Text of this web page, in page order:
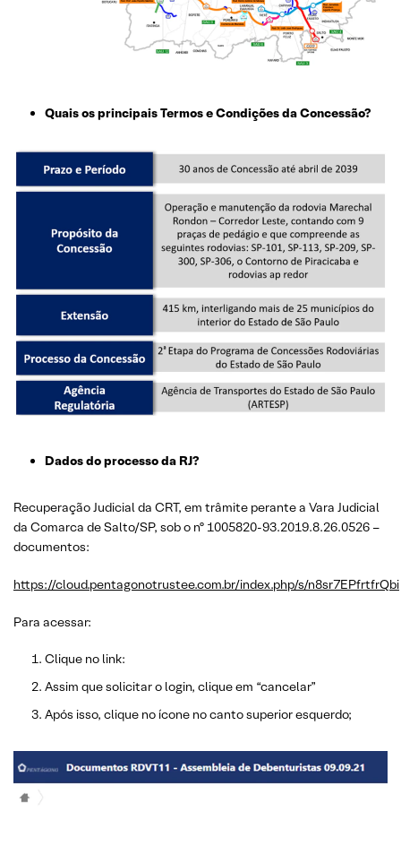
Quais os principais Termos e Condições da Concessão?
Dados do processo da RJ?
Recuperação Judicial da CRT, em trâmite perante a Vara Judicial
da Comarca de Salto/SP, sob o nº 1005820-93.2019.8.26.0526 –
documentos:
https://cloud.pentagonotrustee.com.br/index.php/s/n8sr7EPfrtfrQbi
Para acessar:
Clique no link:
Assim que solicitar o login, clique em “cancelar”
Após isso, clique no ícone no canto superior esquerdo;